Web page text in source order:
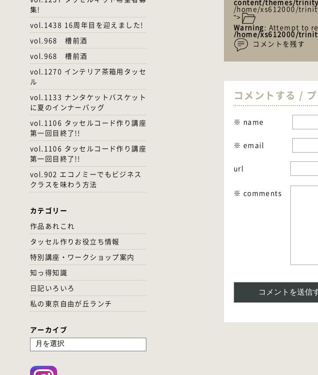
集!
vol.1438 16周年目を迎えました!
vol.968 槽前酒
vol.968 槽前酒
vol.1270 インテリア茶箱用タッセ
ル
vol.1133 ナンタケットバスケット
に夏のインナーバッグ
vol.1106 タッセルコード作り講座
第一回目終了!!
vol.1106 タッセルコード作り講座
第一回目終了!!
vol.902 エコノミーでもビジネス
クラスを味わう方法
カテゴリー
作品あれこれ
タッセル作りお役立ち情報
特別講座・ワークショップ案内
知っ得知識
日記いろいろ
私の東京自由が丘ランチ
アーカイブ
content/themes/
/home/xs612000/
">
Warning: Attempt to
/home/xs612000/
コメントを残す
コメントする /
※ name
※ email
url
※ comments